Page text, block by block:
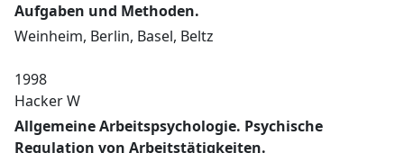
Aufgaben und Methoden.
Weinheim, Berlin, Basel, Beltz
1998
Hacker W
Allgemeine Arbeitspsychologie. Psychische
Regulation von Arbeitstätigkeiten.